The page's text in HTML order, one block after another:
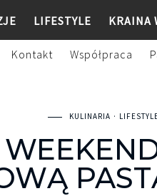
LIFESTYLE KRAINA
Kontakt Współpraca
KULINARIA